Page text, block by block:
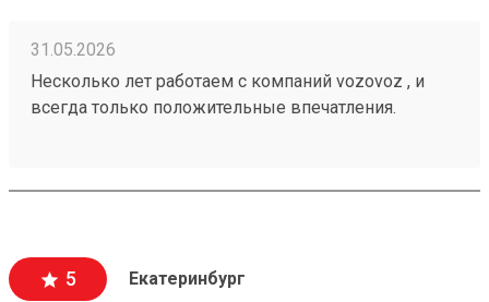
31.05.2026
Несколько лет работаем с компаний vozovoz , и
всегда только положительные впечатления.
можно посмотреть всю интересующую
сохранности , и сотрудники аккуратны при загрузке
, выгрузке 🙌🏻 Заказ 260502771
5 Екатеринбург